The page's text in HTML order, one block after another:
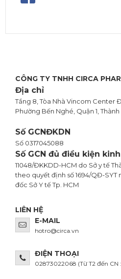
CÔNG TY TNHH CIRCA
Địa chỉ
Tầng 8, Tòa Nhà Vincom Center
Phường Bến Nghé, Quận 1,
Số GCNĐKDN
Số 0317045088
Số GCN đủ điều kiện
11048/ĐKKDD-HCM do Sở y tế
theo quyết định số 1694/QĐ-SYT
đốc Sở Y tế Tp. HCM
LIÊN HỆ
E-MAIL
hotro@circa.vn
ĐIỆN THOẠI
02873022068 (Từ T2 đến